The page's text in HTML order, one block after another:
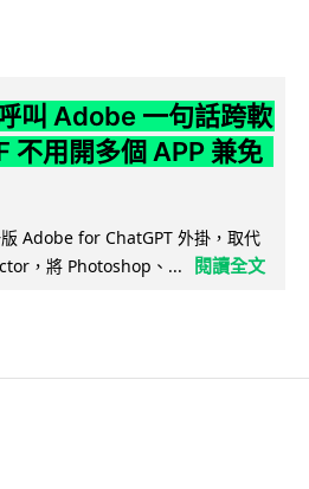
叫 Adobe 一句話跨軟
不用開多個 APP 兼免
Adobe for ChatGPT 外掛，取代
，將 Photoshop、...
閱讀全文